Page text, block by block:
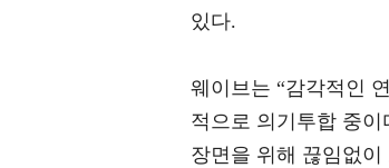
있다.
웨이브는 “감각적인
적으로 의기투합 중
장면을 위해 끊임없